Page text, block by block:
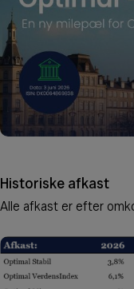
Historiske afkast
Alle afkast er efter